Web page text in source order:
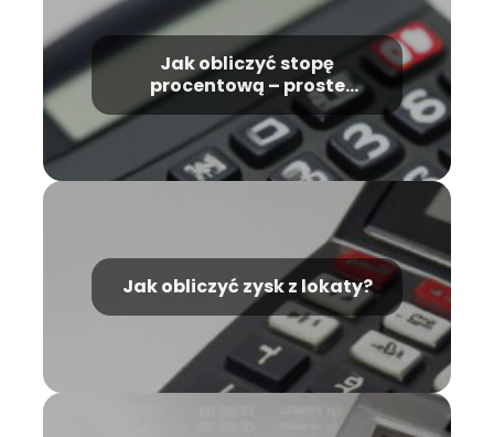
Jak obliczyć stopę
procentową – proste
sposoby i przykłady
Jak obliczyć zysk z lokaty?